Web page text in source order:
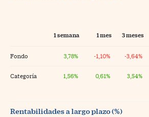
1 semana 1 mes 3 meses
Fondo 3,78% -1,10% -3,64%
Categoría 1,56% 0,61% 3,54%
Rentabilidades a largo plazo (%)